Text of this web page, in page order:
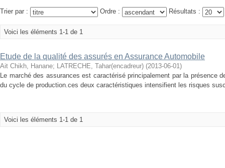
Trier par : Ordre : Résultats :
Voici les éléments 1-1 de 1
Etude de la qualité des assurés en Assurance Automobile
Ait Chikh, Hanane; LATRECHE, Tahar(encadreur) (2013-06-01)
Le marché des assurances est caractérisé principalement par la présence
du cycle de production.ces deux caractéristiques intensifient les risques
Voici les éléments 1-1 de 1